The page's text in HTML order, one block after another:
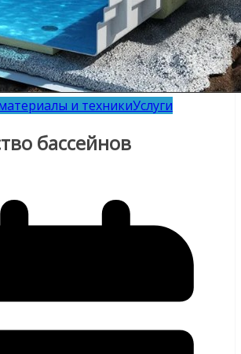
и техникиУслуги
бассейнов